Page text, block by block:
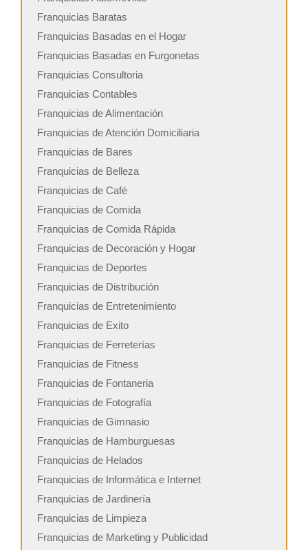
Franquicias Baratas
Franquicias Basadas en el Hogar
Franquicias Basadas en Furgonetas
Franquicias Consultoria
Franquicias Contables
Franquicias de Alimentación
Franquicias de Atención Domiciliaria
Franquicias de Bares
Franquicias de Belleza
Franquicias de Café
Franquicias de Comida
Franquicias de Comida Rápida
Franquicias de Decoración y Hogar
Franquicias de Deportes
Franquicias de Distribución
Franquicias de Entretenimiento
Franquicias de Exito
Franquicias de Ferreterías
Franquicias de Fitness
Franquicias de Fontaneria
Franquicias de Fotografía
Franquicias de Gimnasio
Franquicias de Hamburguesas
Franquicias de Helados
Franquicias de Informática e Internet
Franquicias de Jardinería
Franquicias de Limpieza
Franquicias de Marketing y Publicidad